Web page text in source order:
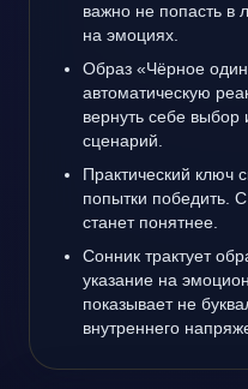
важно не попасть в
на эмоциях.
Образ «Чёрное
автоматическую
вернуть себе выбор
сценарий.
Практический ключ
попытки победить.
станет понятнее.
Сонник трактует
указание на
показывает не
внутреннего